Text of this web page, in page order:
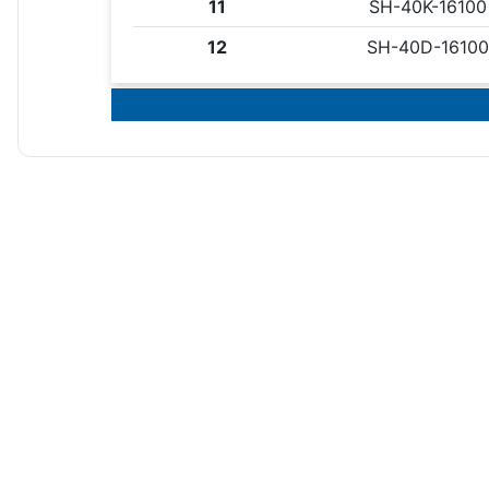
11
SH-40K-16100
12
SH-40D-16100